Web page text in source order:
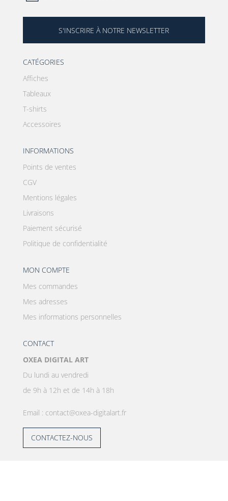
S'INSCRIRE À NOTRE NEWSLETTER
CATÉGORIES
Affiches
Tableaux
T-shirts
Accessoires
INFORMATIONS
Points de ventes
CGV
Mentions légales
Livraisons
Paiement sécurisé
Politique de confidentialité
MON COMPTE
Mes commandes
Mes adresses
Mes informations personnelles
CONTACT
OXEA DIGITAL ART
Du lundi au vendredi
de 9h à 12h et de 14h à 18h
Email : contact@oxea-digitalart.fr
CONTACTEZ-NOUS